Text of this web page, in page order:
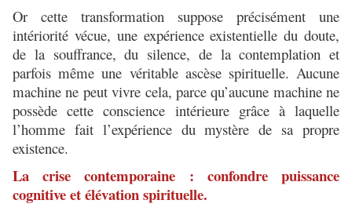
Or cette transformation suppose précisément une
intériorité vécue, une expérience existentielle du doute,
de la souffrance, du silence, de la contemplation et
parfois même une véritable ascèse spirituelle. Aucune
machine ne peut vivre cela, parce qu’aucune machine ne
possède cette conscience intérieure grâce à laquelle
l’homme fait l’expérience du mystère de sa propre
existence.
La crise contemporaine : confondre puissance
cognitive et élévation spirituelle.